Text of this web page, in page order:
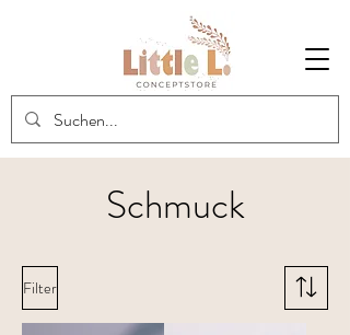
Schmuck
Filter